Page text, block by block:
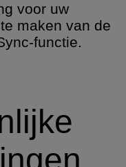
voor uw
maken van de
functie.